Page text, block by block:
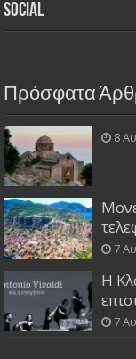
Social
Πρόσφατα
8
7
Η
7